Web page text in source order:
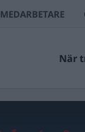
MEDARBETARE
När